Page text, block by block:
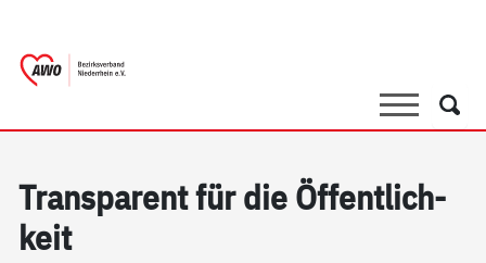
SucheSuche
Tran­s­pa­rent für die Öf­f­ent­lich­
keit